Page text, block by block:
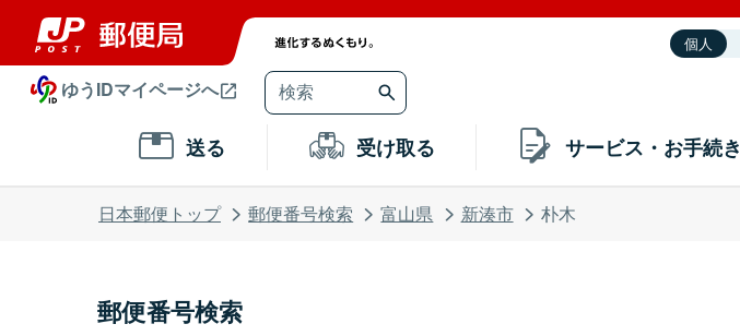
個人
ゆうIDマイページへ
送る 受け取る サービス・お手続き
日本郵便トップ 郵便番号検索 富山県 新湊市 朴木
郵便番号検索